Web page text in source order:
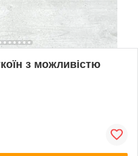
з можливістю